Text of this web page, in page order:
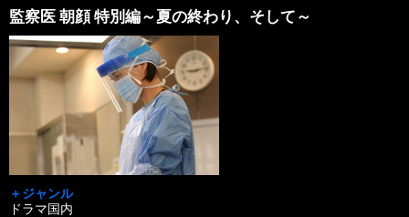
監察医 朝顔 特別編～夏の終わり、そして～
＋ジャンル
ドラマ国内